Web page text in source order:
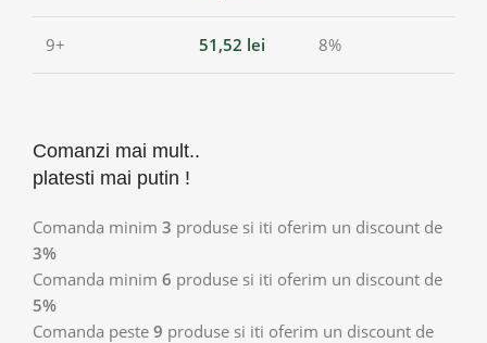
9+ 51,52 lei 8%
Comanzi mai mult..
platesti mai putin !
Comanda minim 3 produse si iti oferim un discount de
3%
Comanda minim 6 produse si iti oferim un discount de
5%
Comanda peste 9 produse si iti oferim un discount de